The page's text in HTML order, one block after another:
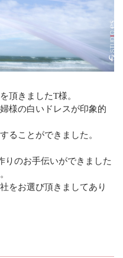
頂きましたT様。
様の白いドレスが印象的
ることができました。
りのお手伝いができました
をお選び頂きましてあり